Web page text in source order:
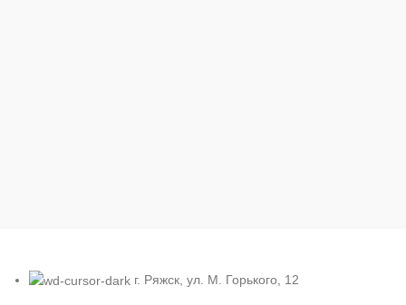
г. Ряжск, ул. М. Горького, 12